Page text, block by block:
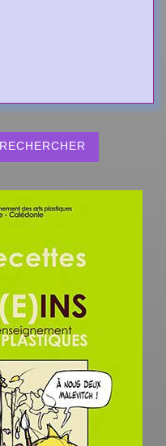
RECHERCHER